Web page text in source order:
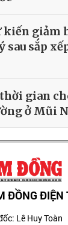
kiến giảm
sau sắp
gian
ở Mũi
ĐỒNG ĐIỆN
Lê Huy Toàn